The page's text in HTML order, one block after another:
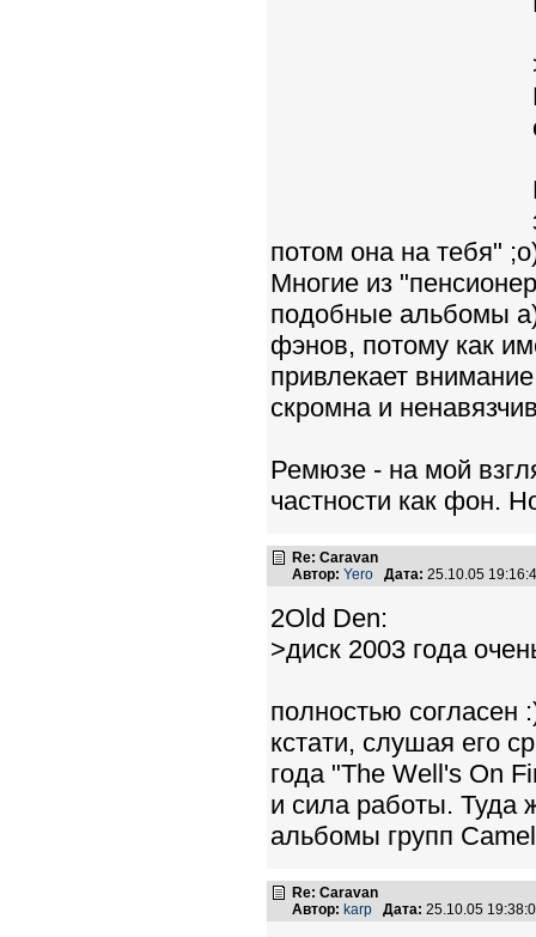
потом она на тебя"
Многие из
подобные альбомы
фэнов, потому как
привлекает
скромна и
Ремюзе - на мой
частности как фон.
Re: Caravan
Автор: Yero Дата: 25.10.05
2Old Den:
>диск 2003 года
полностью согласен
кстати, слушая его
года "The Well's On
и сила работы. Туда
альбомы групп
Re: Caravan
Автор: karp Дата: 25.10.05